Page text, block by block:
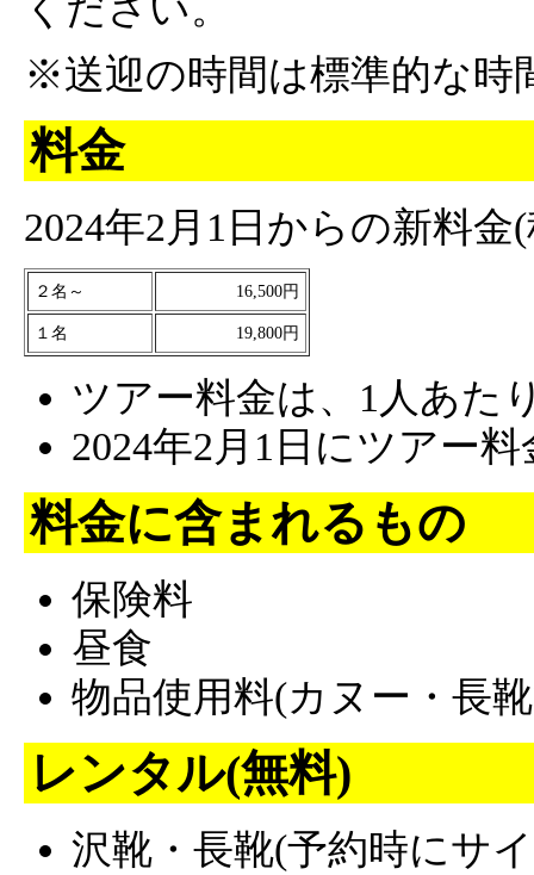
ください。
※送迎の時間は標準的な時
料金
2024年2月1日からの新料金
２名～ 16,500円
１名 19,800円
ツアー料金は、1人あた
2024年2月1日にツアー
料金に含まれるもの
保険料
昼食
物品使用料(カヌー・長
レンタル(無料)
沢靴・長靴(予約時にサ